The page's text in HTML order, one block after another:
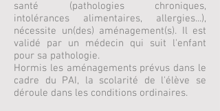
santé (pathologies chroniques,
intolérances alimentaires, allergies...),
nécessite un(des) aménagement(s). Il est
validé par un médecin qui suit l'enfant
pour sa pathologie.
Hormis les aménagements prévus dans le
cadre du PAI, la scolarité de l'élève se
déroule dans les conditions ordinaires.